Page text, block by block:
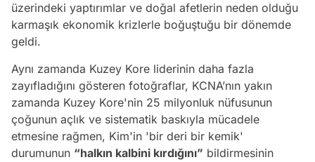
üzerindeki yaptırımlar ve doğal afetlerin neden olduğu
karmaşık ekonomik krizlerle boğuştuğu bir dönemde
geldi.
Aynı zamanda Kuzey Kore liderinin daha fazla
zayıfladığını gösteren fotoğraflar, KCNA’nın yakın
zamanda Kuzey Kore'nin 25 milyonluk nüfusunun
çoğunun açlık ve sistematik baskıyla mücadele
etmesine rağmen, Kim'in 'bir deri bir kemik'
durumunun “halkın kalbini kırdığını” bildirmesinin